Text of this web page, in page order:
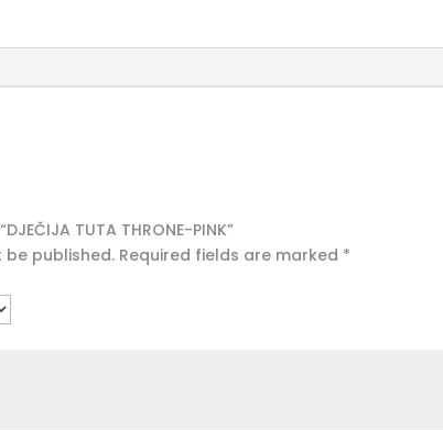
TUTA THRONE-PINK”
be published. Required fields are marked *